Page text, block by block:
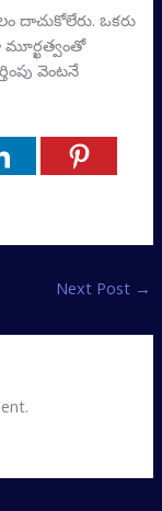
దాచుకోలేరు. ఒకరు
వెంటనే
Next Post →